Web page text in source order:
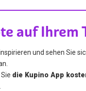
auf Ihrem
inspirieren und sehen Sie
die Kupino App